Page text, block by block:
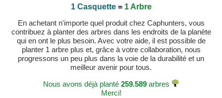
1 Casquette= 1 Arbre
En achetant n'importe quel produit chez Caphunters, vous
contribuez à planter des arbres dans les endroits de la planète
qui en ont le plus besoin. Avec votre aide, il est possible de
planter 1 arbre plus et, grâce à votre collaboration, nous
progressons un peu plus dans la voie de la durabilité et un
meilleur avenir pour tous.
Nous avons déjà planté 259.589 arbres
Merci!